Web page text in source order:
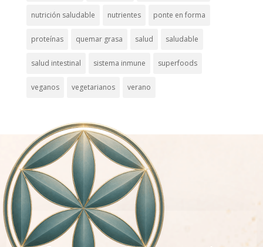
nutrición saludable nutrientes ponte en forma
proteínas quemar grasa salud saludable
salud intestinal sistema inmune superfoods
veganos vegetarianos verano